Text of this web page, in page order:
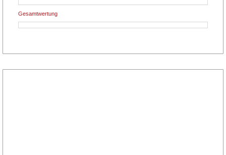
Gesamtwertung